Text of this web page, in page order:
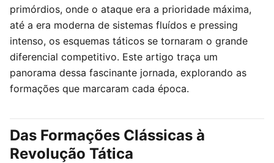
primórdios, onde o ataque era a prioridade máxima,
até a era moderna de sistemas fluídos e pressing
intenso, os esquemas táticos se tornaram o grande
diferencial competitivo. Este artigo traça um
panorama dessa fascinante jornada, explorando as
formações que marcaram cada época.
Das Formações Clássicas à
Revolução Tática